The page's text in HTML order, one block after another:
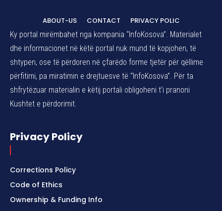
ABOUT-US CONTACT
PRIVACY POLIC
Ky portal mirëmbahet nga kompania “InfoKosova”. Materialet
dhe informacionet në këtë portal nuk mund të kopjohen, të
shtypen, ose të përdoren në çfarëdo forme tjetër për qëllime
përfitimi, pa miratimin e drejtuesve të “InfoKosova”. Për ta
shfrytëzuar materialin e këtij portali obligoheni t’i pranoni
Kushtet e përdorimit.
Privacy Policy
Corrections Policy
Code of Ethics
Ownership & Funding Info